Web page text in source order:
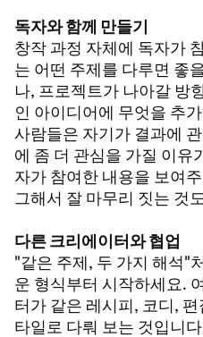
독자와 함께 만들기
창작 과정 자체에 독자가
는 어떤 주제를 다루면 좋
나, 프로젝트가 나아갈 방
인 아이디어에 무엇을 추
사람들은 자기가 결과에
에 좀 더 관심을 가질 이유
자가 참여한 내용을 보여
그해서 잘 마무리 짓는 것
다른 크리에이터와 협업
"같은 주제, 두 가지 해석"
운 형식부터 시작하세요.
터가 같은 레시피, 코디,
타일로 다뤄 보는 것입니